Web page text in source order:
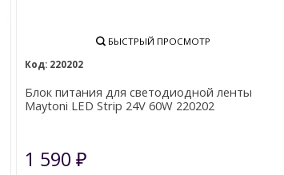
БЫСТРЫЙ ПРОСМОТР
220202
Блок питания для светодиодной ленты
Maytoni LED Strip 24V 60W 220202
1 590₽